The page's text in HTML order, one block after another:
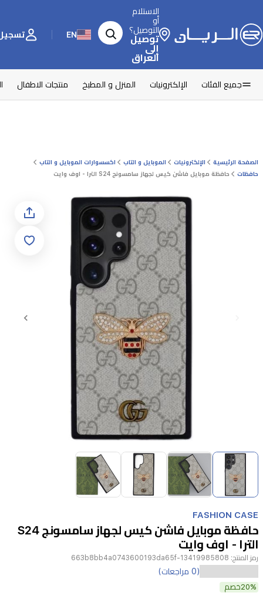
الاستلام
أو
التوصيل؟
توصيل
إلى
العراق
EN تسجيل
جميع الفئات الإلكترونيات المنزل و المطبخ منتجات الاطفال
الصفحة الرئيسية الإلكترونيات الموبايل و التاب
اكسسوارات الموبايل و التاب
حافظات
حافظة موبايل فاشن كيس لجهاز سامسونج S24 الترا - اوف وايت
Item
1
of
4
FASHION CASE
حافظة موبايل فاشن كيس لجهاز سامسونج S24
الترا - اوف وايت
رمز المنتج: 13419985808-663b8bb4a0743600193da65f
هاتفك
(0 مراجعات)
20%خصم